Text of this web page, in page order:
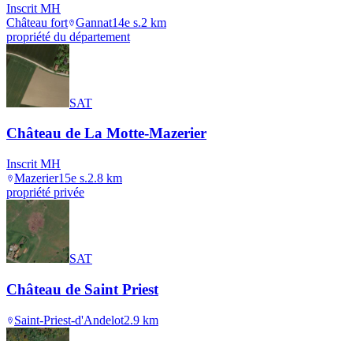
Inscrit MH
Château fort Gannat14e s.2 km
propriété du département
SAT
Château de La Motte-Mazerier
Inscrit MH
Mazerier15e s.2.8 km
propriété privée
SAT
Château de Saint Priest
Saint-Priest-d'Andelot2.9 km